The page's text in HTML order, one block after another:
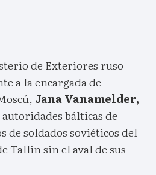
de Exteriores ruso
a la encargada de
Jana Vanamelder,
bálticas de
de soldados soviéticos del
Tallin sin el aval de sus